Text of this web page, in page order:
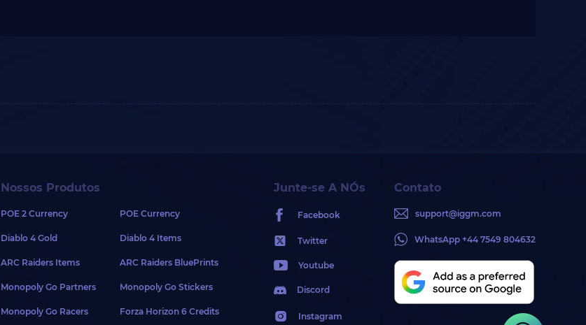
Nossos Produtos
POE 2 Currency POE Currency
Diablo 4 Gold Diablo 4 Items
ARC Raiders Items ARC Raiders BluePrints
Monopoly Go Partners Monopoly Go Stickers
Monopoly Go Racers Forza Horizon 6 Credits
Junte-se A NÓs
Facebook
Twitter
Youtube
Discord
Instagram
Contato
support@iggm.com
WhatsApp +44 7549 804632